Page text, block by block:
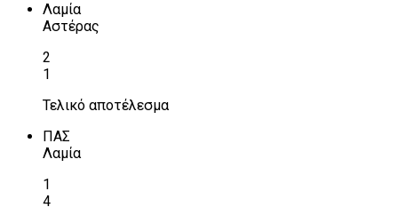
Λαμία
Αστέρας
2
1
Τελικό αποτέλεσμα
ΠΑΣ
Λαμία
1
4